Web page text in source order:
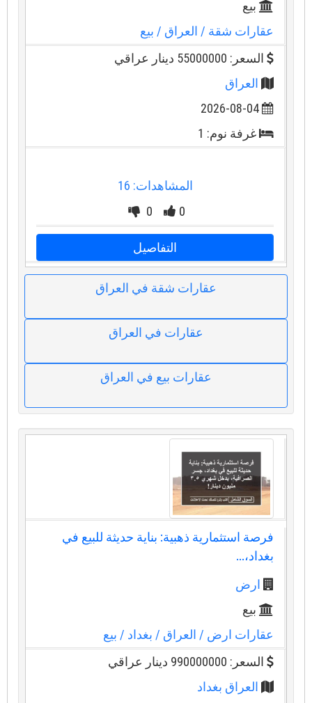
بيع
عقارات شقة / العراق/ بيع
السعر: 55000000 دينار عراقي
العراق
2026-08-04
غرفة نوم: 1
المشاهدات: 16
0
0
التفاصيل
عقارات شقة في العراق
عقارات في العراق
عقارات بيع في العراق
فرصة استثمارية ذهبية: بناية حديثة للبيع في
بغداد،...
ارض
بيع
عقارات ارض / العراق/ بغداد/ بيع
السعر: 990000000 دينار عراقي
العراق بغداد